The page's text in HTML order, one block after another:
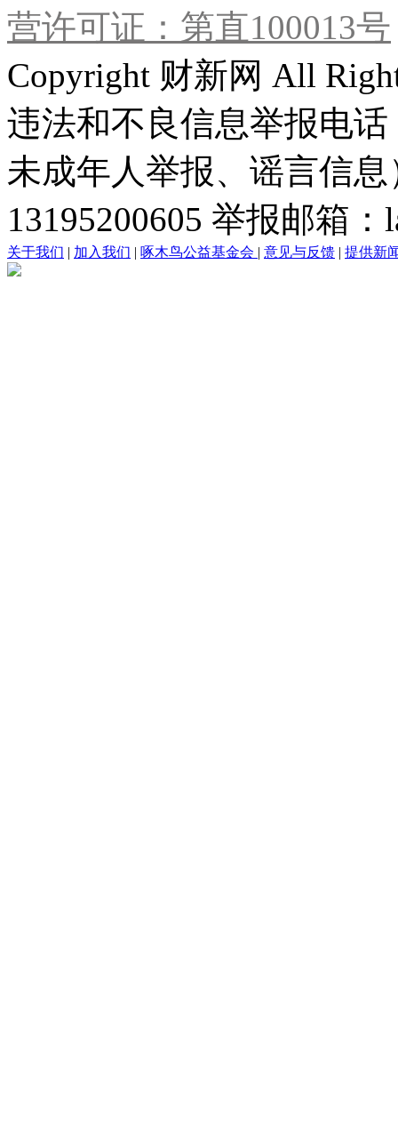
营许可证：第直100013号
Copyright 财新网 All
违法和不良信息举报电
未成年人举报、谣言信
13195200605 举报邮箱
关于我们 | 加入我们 | 啄木鸟公益基金会 | 意见与反馈 | 提供新